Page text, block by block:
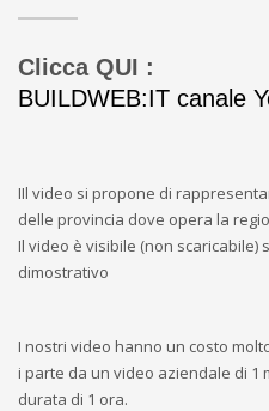
Clicca QUI :
BUILDWEB:IT canale
IIl video si propone di
delle provincia dove opera la
Il video è visibile (non
dimostrativo
I nostri video hanno un costo
i parte da un video aziendale di 1
durata di 1 ora.